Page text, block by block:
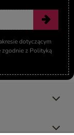
dotyczącym
zgodnie z Polityką